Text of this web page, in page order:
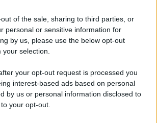
of the sale, sharing to third parties, or
personal or sensitive information for
by us, please use the below opt-out
selection.
your opt-out request is processed you
interest-based ads based on personal
by us or personal information disclosed to
your opt-out.